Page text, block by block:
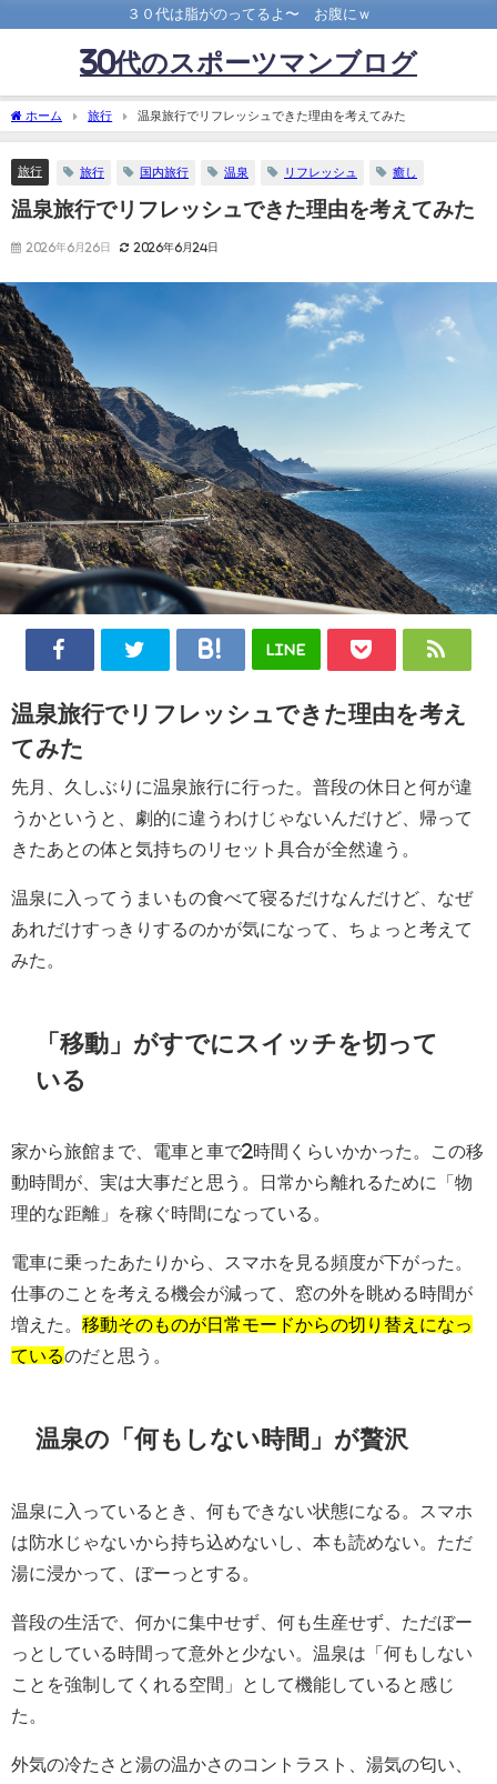
３０代は脂がのってるよ〜 お腹にｗ
30代のスポーツマンブログ
ホーム 旅行 温泉旅行でリフレッシュできた理由を考えてみた
旅行 旅行 国内旅行 温泉 リフレッシュ 癒し
温泉旅行でリフレッシュできた理由を考えてみた
2026年6月26日 2026年6月24日
LINE
温泉旅行でリフレッシュできた理由を考え
てみた
先月、久しぶりに温泉旅行に行った。普段の休日と何が違
うかというと、劇的に違うわけじゃないんだけど、帰って
きたあとの体と気持ちのリセット具合が全然違う。
温泉に入ってうまいもの食べて寝るだけなんだけど、なぜ
あれだけすっきりするのかが気になって、ちょっと考えて
みた。
「移動」がすでにスイッチを切って
いる
家から旅館まで、電車と車で2時間くらいかかった。この移
動時間が、実は大事だと思う。日常から離れるために「物
理的な距離」を稼ぐ時間になっている。
電車に乗ったあたりから、スマホを見る頻度が下がった。
仕事のことを考える機会が減って、窓の外を眺める時間が
増えた。 移動そのものが日常モードからの切り替えになっ
ているのだと思う。
温泉の「何もしない時間」が贅沢
温泉に入っているとき、何もできない状態になる。スマホ
は防水じゃないから持ち込めないし、本も読めない。ただ
湯に浸かって、ぼーっとする。
普段の生活で、何かに集中せず、何も生産せず、ただぼー
っとしている時間って意外と少ない。温泉は「何もしない
ことを強制してくれる空間」として機能していると感じ
た。
外気の冷たさと湯の温かさのコントラスト、湯気の匂い、